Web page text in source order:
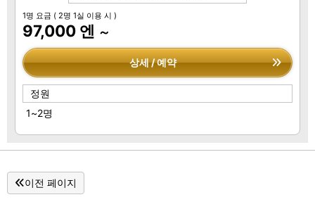
1명 요금 ( 2명 1실 이용 시 )
97,000 엔 ～
상세 / 예약
정원
1~2명
이전 페이지